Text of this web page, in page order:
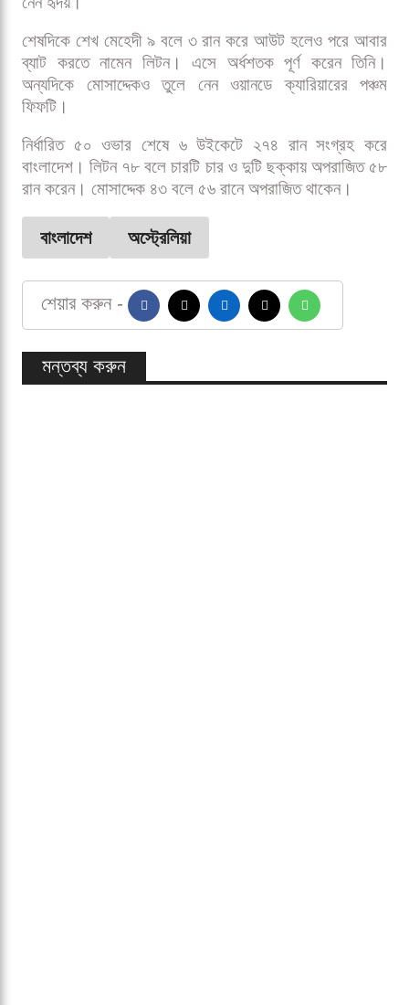
সেখান থেকে ইনিংস পুনর্গঠনের দায়িত্ব নেন লিটন দাস ও তাওহিদ
হৃদয়। দুজন মিলে চতুর্থ উইকেটে ৯২ রানের গুরুত্বপূর্ণ জুটি গড়ে
দলের রানভিত্তি শক্ত করেন।
পঞ্চম উইকেটে হৃদয় ও মোসাদ্দেক যোগ করেন ৯৩ রান। তবে
ইনিংসের গতি আরও বাড়ানোর চেষ্টায় ৮১ বলে ৮৩ রান করে বিদায়
নেন হৃদয়।
শেষদিকে শেখ মেহেদী ৯ বলে ৩ রান করে আউট হলেও পরে আবার
ব্যাট করতে নামেন লিটন। এসে অর্ধশতক পূর্ণ করেন তিনি।
নির্ধারিত ৫০ ওভার শেষে ৬ উইকেটে ২৭৪ রান সংগ্রহ করে
বাংলাদেশ। লিটন ৭৮ বলে চারটি চার ও দুটি ছক্কায় অপরাজিত ৫৮
রান করেন। মোসাদ্দেক ৪৩ বলে ৫৬ রানে অপরাজিত থাকেন।